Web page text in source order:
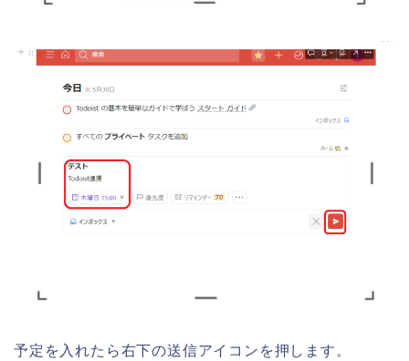
予定を入れたら右下の送信アイコンを押します。